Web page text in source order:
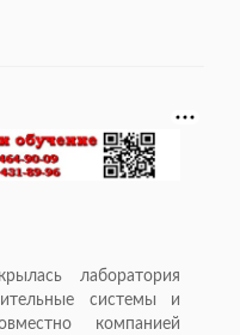
лаборатория
системы и
компанией